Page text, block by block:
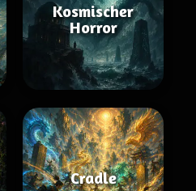
Kosmischer
Horror
Cradle